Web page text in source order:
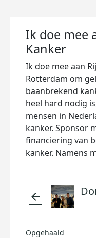
Ik doe mee
Kanker
Ik doe mee aan
Rotterdam om
baanbrekend
heel hard nodig
mensen in
kanker. Sponsor
financiering van
kanker. Namens
arrow_back
Opgehaald